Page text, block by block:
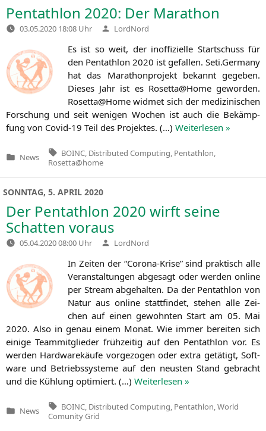
Pentathlon 2020: Der Marathon
03.05.2020 18:08 Uhr Verfasst
von
LordNord
Es ist so weit, der inof­fi­zi­el­le Start­schuss für
den Pent­ath­lon 2020 ist gefal­len. Seti.Germany
hat das Mara­thon­pro­jekt bekannt gege­ben.
Die­ses Jahr ist es Rosetta@Home gewor­den.
Rosetta@Home wid­met sich der medi­zi­ni­schen
For­schung und seit weni­gen Wochen ist auch die Bekämp­
fung von Covid-19 Teil des Pro­jek­tes. (…) Wei­ter­le­sen »
Veröffentlicht
News
Tags:
BOINC Distributed Computing Pentathlon
Rosetta@home
SONNTAG, 5. APRIL 2020
Der Pentathlon 2020 wirft seine
Schatten voraus
05.04.2020 08:00 Uhr Verfasst
von
LordNord
In Zei­ten der “Coro­na-Kri­se” sind prak­tisch alle
Ver­an­stal­tun­gen abge­sagt oder wer­den online
per Stream abge­hal­ten. Da der Pent­ath­lon von
Natur aus online statt­fin­det, ste­hen alle Zei­
chen auf einen gewohn­ten Start am 05. Mai
2020. Also in genau einem Monat. Wie immer berei­ten sich
eini­ge Team­mit­glie­der früh­zei­tig auf den Pent­ath­lon vor. Es
wer­den Hard­ware­käu­fe vor­ge­zo­gen oder extra getä­tigt, Soft­
ware und Betriebs­sys­te­me auf den neus­ten Stand gebracht
und die Küh­lung opti­miert. (…) Wei­ter­le­sen »
Veröffentlicht
News
Tags:
BOINC Distributed Computing Pentathlon World
Comunity Grid